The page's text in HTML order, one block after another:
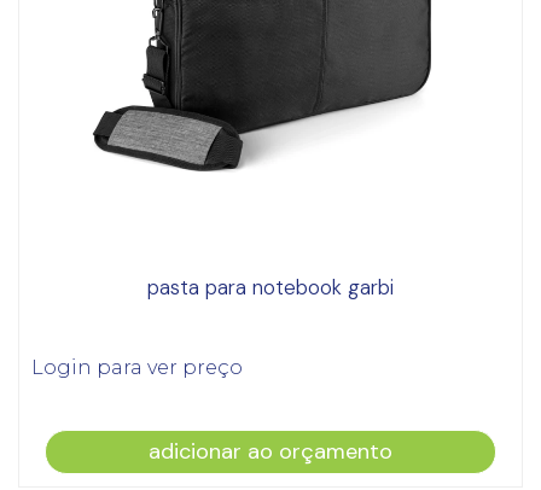
pasta para notebook garbi
Login para ver preço
adicionar ao orçamento